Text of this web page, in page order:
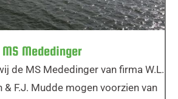
MS Mededinger
de MS Mededinger van firma W.L.
& F.J. Mudde mogen voorzien van